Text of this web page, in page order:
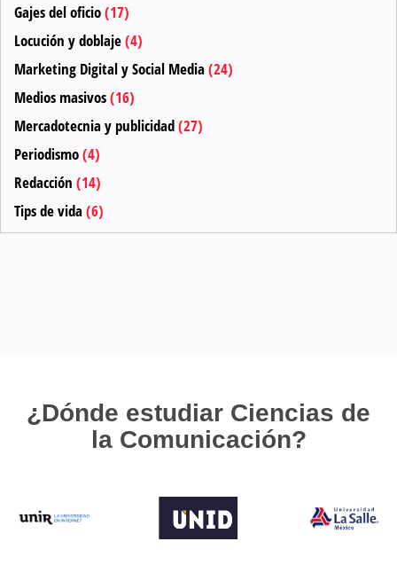
Gajes del oficio(17)
Locución y doblaje(4)
Marketing Digital y Social Media(24)
Medios masivos(16)
Mercadotecnia y publicidad(27)
Periodismo(4)
Redacción (14)
Tips de vida(6)
¿Dónde estudiar Ciencias de
la Comunicación?